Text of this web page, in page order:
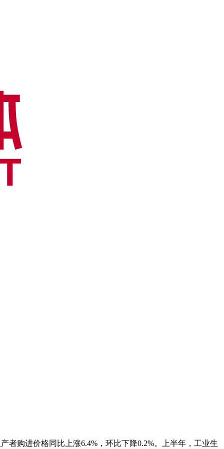
者购进价格同比上涨6.4%，环比下降0.2%。上半年，工业生